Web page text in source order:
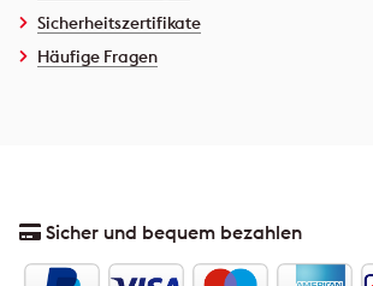
Sicherheitszertifikate
Häufige Fragen
Sicher und bequem bezahlen